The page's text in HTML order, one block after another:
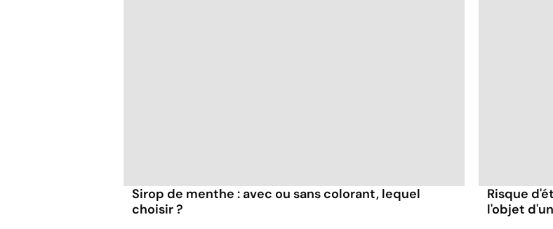
Sirop de menthe : avec ou sans colorant, lequel
choisir ?
Risque
l'objet